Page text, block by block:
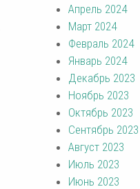
Апрель 2024
Март 2024
Февраль 2024
Январь 2024
Декабрь 2023
Ноябрь 2023
Октябрь 2023
Сентябрь 2023
Август 2023
Июль 2023
Июнь 2023